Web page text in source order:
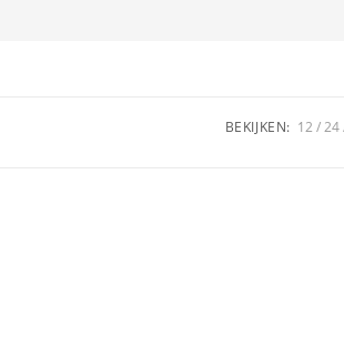
BEKIJKEN: 12 24